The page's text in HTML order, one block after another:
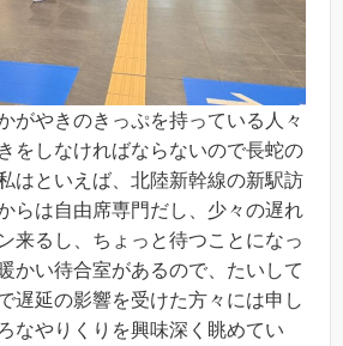
がやきのきっぷを持っている人々
をしなければならないので長蛇の
はといえば、北陸新幹線の新駅訪
らは自由席専門だし、少々の遅れ
来るし、ちょっと待つことになっ
かい待合室があるので、たいして
遅延の影響を受けた方々には申し
なやりくりを興味深く眺めてい